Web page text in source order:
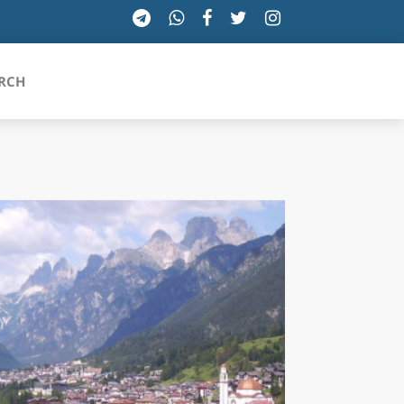
TOSCANA
TRENTINO-ALTO ADIGE
UMBRIA
VALLE D'AOSTA
VENETO